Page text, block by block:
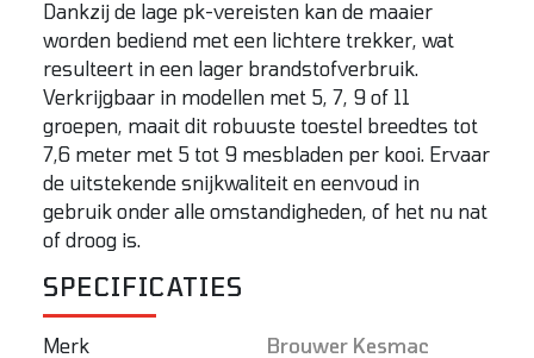
Dankzij de lage pk-vereisten kan de maaier
worden bediend met een lichtere trekker, wat
resulteert in een lager brandstofverbruik.
Verkrijgbaar in modellen met 5, 7, 9 of 11
groepen, maait dit robuuste toestel breedtes tot
7,6 meter met 5 tot 9 mesbladen per kooi. Ervaar
de uitstekende snijkwaliteit en eenvoud in
gebruik onder alle omstandigheden, of het nu nat
of droog is.
SPECIFICATIES
Merk Brouwer Kesmac